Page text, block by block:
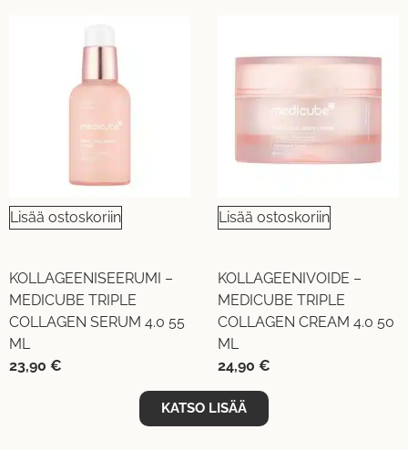
Lisää ostoskoriin
KOLLAGEENISEERUMI –
MEDICUBE TRIPLE
COLLAGEN SERUM 4.0 55
ML
23,90 €
Lisää ostoskoriin
KOLLAGEENIVOIDE –
MEDICUBE TRIPLE
COLLAGEN CREAM 4.0 50
ML
24,90 €
KATSO LISÄÄ